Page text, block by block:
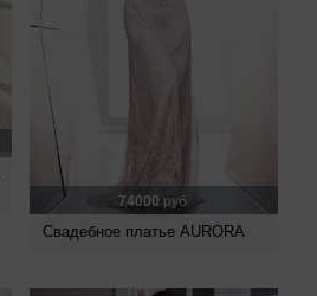
74000 руб.
Свадебное платье AURORA